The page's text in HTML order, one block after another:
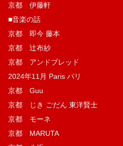
京都 伊藤軒
■音楽の話
京都 即今 藤本
京都 辻布紗
京都 アンドブレッド
2024年11月 Paris パリ
京都 Guu
京都 じき ごだん 東洋賢士
京都 モーネ
京都 MARUTA